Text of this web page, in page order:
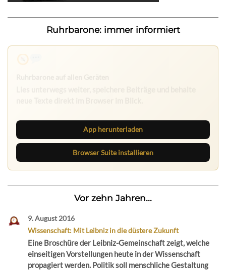
Ruhrbarone: immer informiert
App herunterladen
Browser Suite installieren
Vor zehn Jahren...
9. August 2016
Wissenschaft: Mit Leibniz in die düstere Zukunft
Eine Broschüre der Leibniz-Gemeinschaft zeigt, welche
einseitigen Vorstellungen heute in der Wissenschaft
propagiert werden. Politik soll menschliche Gestaltung